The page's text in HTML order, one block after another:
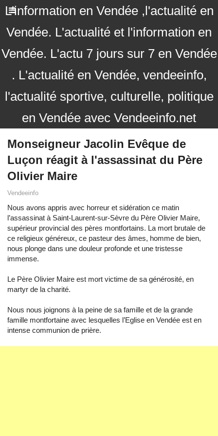
L'information en Vendée ,l'actualité en
Vendée. L'actualité et l'information en
Vendée. L'actu 7 jours sur 7 en Vendée
. L'actualité en Vendée, vendeeinfo,
l'actualité sportive, culturelle, politique
en Vendée avec Vendeeinfo.net
Monseigneur Jacolin Evêque de
Luçon réagit à l'assassinat du Père
Olivier Maire
Vendeeinfo
Nous avons appris avec horreur et sidération ce matin
l’assassinat à Saint-Laurent-sur-Sèvre du Père Olivier Maire,
supérieur provincial des pères montfortains. La mort brutale de
ce religieux généreux, ce pasteur des âmes, homme de bien,
nous plonge dans une douleur profonde et une tristesse
immense.
Le Père Olivier Maire est mort victime de sa générosité, en
martyr de la charité.
Nous nous joignons à la peine de sa famille et de la grande
famille montfortaine avec lesquelles l’Eglise en Vendée est en
intense communion de prière.